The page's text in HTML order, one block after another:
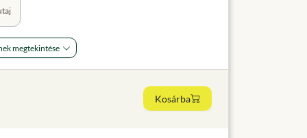
megtekintése
Kosárba